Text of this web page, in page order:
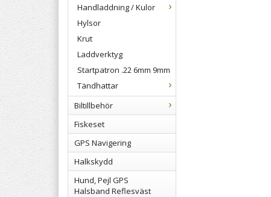
Handladdning / Kulor
Hylsor
Krut
Laddverktyg
Startpatron .22 6mm 9mm
Tändhattar
Biltillbehör
Fiskeset
GPS Navigering
Halkskydd
Hund, Pejl GPS
Halsband Reflesväst